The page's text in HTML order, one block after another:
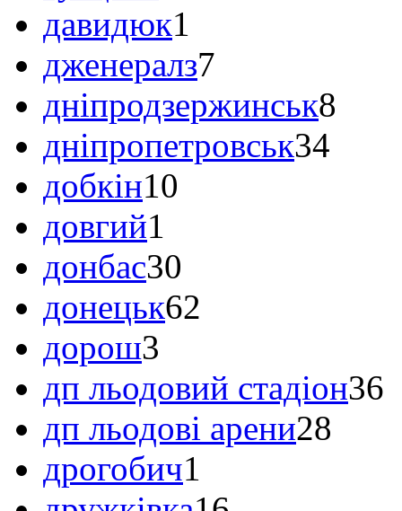
давидюк1
дженералз7
дніпродзержинськ8
дніпропетровськ34
добкін10
довгий1
донбас30
донецьк62
дорош3
дп льодовий стадіон36
дп льодові арени28
дрогобич1